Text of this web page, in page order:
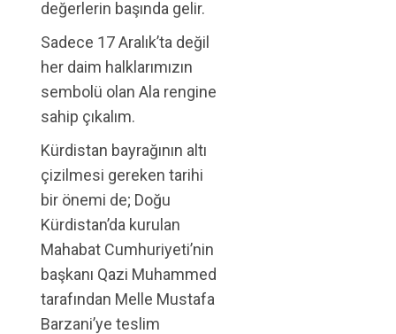
değerlerin başında gelir.
Sadece 17 Aralık’ta değil
her daim halklarımızın
sembolü olan Ala rengine
sahip çıkalım.
Kürdistan bayrağının altı
çizilmesi gereken tarihi
bir önemi de; Doğu
Kürdistan’da kurulan
Mahabat Cumhuriyeti’nin
başkanı Qazi Muhammed
tarafından Melle Mustafa
Barzani’ye teslim